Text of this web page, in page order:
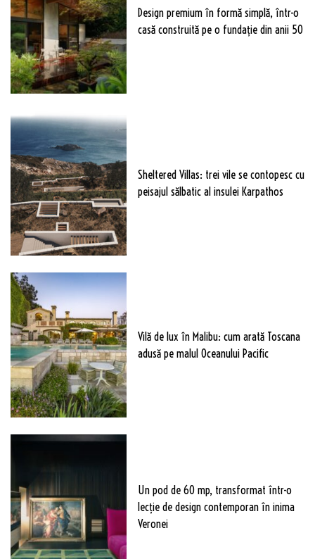
Design premium în formă simplă, într-o
casă construită pe o fundație din anii 50
Sheltered Villas: trei vile se contopesc cu
peisajul sălbatic al insulei Karpathos
Vilă de lux în Malibu: cum arată Toscana
adusă pe malul Oceanului Pacific
Un pod de 60 mp, transformat într-o
lecție de design contemporan în inima
Veronei